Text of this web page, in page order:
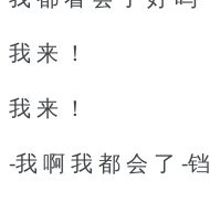
我 来 ！
我 来 ！
-我 啊 我 都 会 了 -